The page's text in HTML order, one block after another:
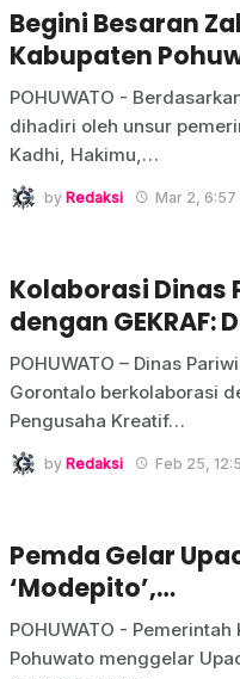
Begini Besaran
Kabupaten
POHUWATO -
dihadiri oleh unsur
Kadhi, Hakimu,…
by Redaksi Mar 2, 6:57
Kolaborasi Dinas
dengan GEKRAF:
POHUWATO – Dinas
Gorontalo berkolaborasi
Pengusaha Kreatif…
by Redaksi Feb 25,
Pemda Gelar
‘Modepito’,…
POHUWATO - Pemerintah
Pohuwato menggelar